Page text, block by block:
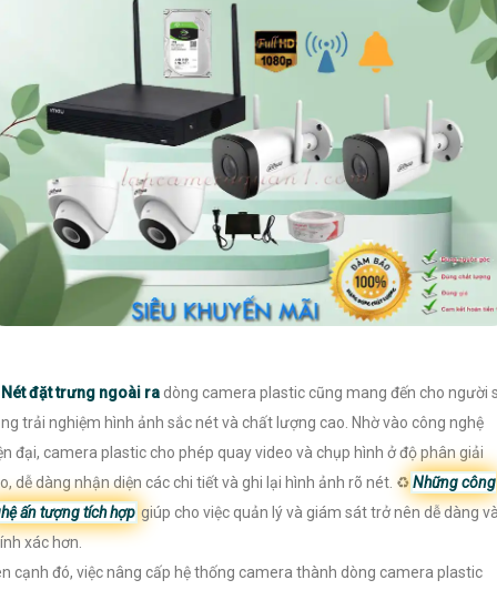
Nét đặt trưng ngoài ra dòng camera plastic cũng mang đến cho người
trải nghiệm hình ảnh sắc nét và chất lượng cao. Nhờ vào công nghệ
đại, camera plastic cho phép quay video và chụp hình ở độ phân giải
dễ dàng nhận diện các chi tiết và ghi lại hình ảnh rõ nét. ♻Những công
ấn tượng tích hợp giúp cho việc quản lý và giám sát trở nên dễ dàng
xác hơn.
cạnh đó, việc nâng cấp hệ thống camera thành dòng camera plastic